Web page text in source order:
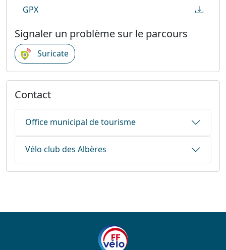
GPX
Signaler un problème sur le parcours
Suricate
Contact
Office municipal de tourisme
Vélo club des Albères